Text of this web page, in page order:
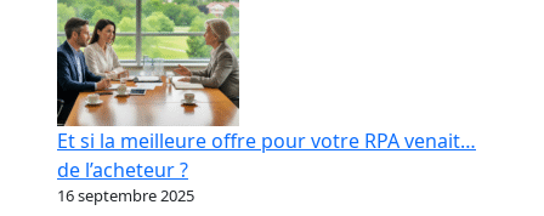
bancaire
Et si la meilleure offre pour votre RPA venait…
de l’acheteur ?
16 septembre 2025